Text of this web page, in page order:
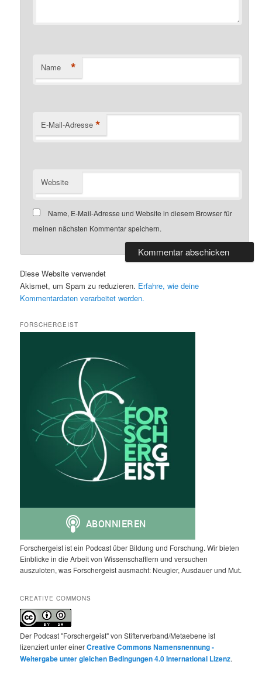
Name *
E-Mail-Adresse *
Website
Name, E-Mail-Adresse und Website in diesem Browser für
meinen nächsten Kommentar speichern.
Diese Website verwendet
Akismet, um Spam zu reduzieren. Erfahre, wie deine
Kommentardaten verarbeitet werden.
FORSCHERGEIST
Forschergeist ist ein Podcast über Bildung und Forschung. Wir bieten
Einblicke in die Arbeit von Wissenschaftlern und versuchen
auszuloten, was Forschergeist ausmacht: Neugier, Ausdauer und Mut.
CREATIVE COMMONS
Der Podcast "Forschergeist" von Stifterverband/Metaebene ist
lizenziert unter einerCreative Commons Namensnennung -
Weitergabe unter gleichen Bedingungen 4.0 International Lizenz.